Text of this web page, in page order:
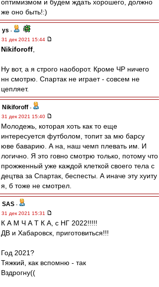
оптимизмом и будем ждать хорошего, должно
же оно быть!:)
ys -
31 дек 2021 15:44
Nikiforoff
Ну вот, а я строго наоборот. Кроме ЧР ничего
нн смотрю. Спартак не играет - совсем не
цепляет.
Nikiforoff -
31 дек 2021 15:40
Молодежь, которая хоть как то еще
интересуется футболом, топит за мю барсу
юве баварию. А на, наш чемп плевать им. И
логично. Я это говно смотрю только, потому что
прожженный уже каждой клеткой своего тела с
децтва за Спартак, беспесты. А иначе эту хуиту
я, б тоже не смотрел.
SAS -
31 дек 2021 15:31
К А М Ч А Т К А, с НГ 2022!!!!!
ДВ и Хабаровск, приготовиться!!!
Год 2021?
Тяжкий, как вспомню - так
Вздрогну((